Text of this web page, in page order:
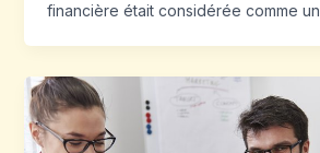
financière était considérée comme un